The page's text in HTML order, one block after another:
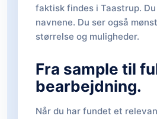
faktisk findes i Taastrup.
navnene. Du ser også
størrelse og muligheder.
Fra sample til
bearbejdning.
Når du har fundet et